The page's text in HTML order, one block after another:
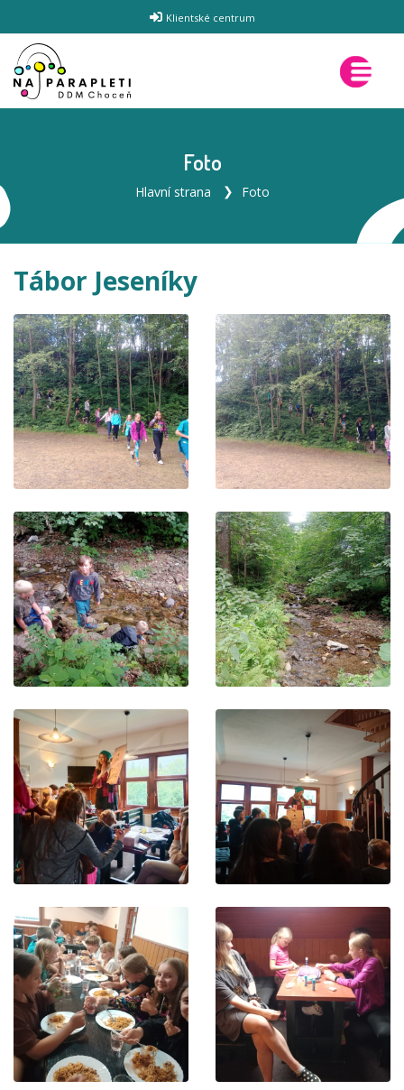
Klientské centrum
Foto
Hlavní strana Foto
Tábor Jeseníky